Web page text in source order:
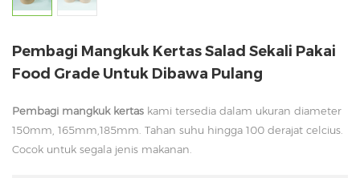
Pembagi Mangkuk Kertas Salad Sekali Pakai
Food Grade Untuk Dibawa Pulang
Pembagi mangkuk kertas kami tersedia dalam ukuran diameter
150mm, 165mm,185mm. Tahan suhu hingga 100 derajat celcius.
Cocok untuk segala jenis makanan.